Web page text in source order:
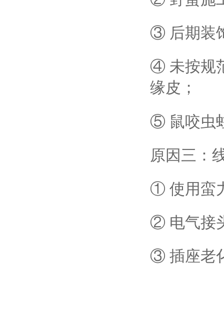
③ 后期装
④ 未按规
缘皮；
⑤ 鼠咬虫
原因三：
① 使用蛮
② 电气接
③ 插座老